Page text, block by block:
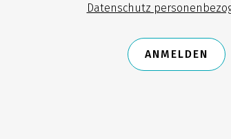
Datenschutz
ANMELDEN